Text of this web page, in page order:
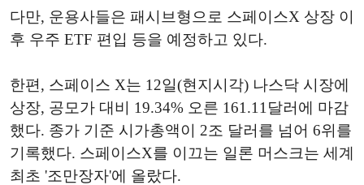
다만, 운용사들은 패시브형으로 스페이스X 상장 이
후 우주 ETF 편입 등을 예정하고 있다.
한편, 스페이스 X는 12일(현지시각) 나스닥 시장에
상장, 공모가 대비 19.34% 오른 161.11달러에 마감
했다. 종가 기준 시가총액이 2조 달러를 넘어 6위를
기록했다. 스페이스X를 이끄는 일론 머스크는 세계
최초 '조만장자'에 올랐다.